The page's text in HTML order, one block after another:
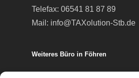
Telefax: 06541 81 87 89
Mail: info@TAXolution-Stb.de
Weiteres Büro in Föhren